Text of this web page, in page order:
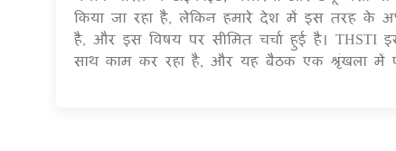
किया जा रहा है, लेकिन हमारे देश में इस तरह के
है, और इस विषय पर सीमित चर्चा हुई है।
साथ काम कर रहा है, और यह बैठक एक श्रृंखला में